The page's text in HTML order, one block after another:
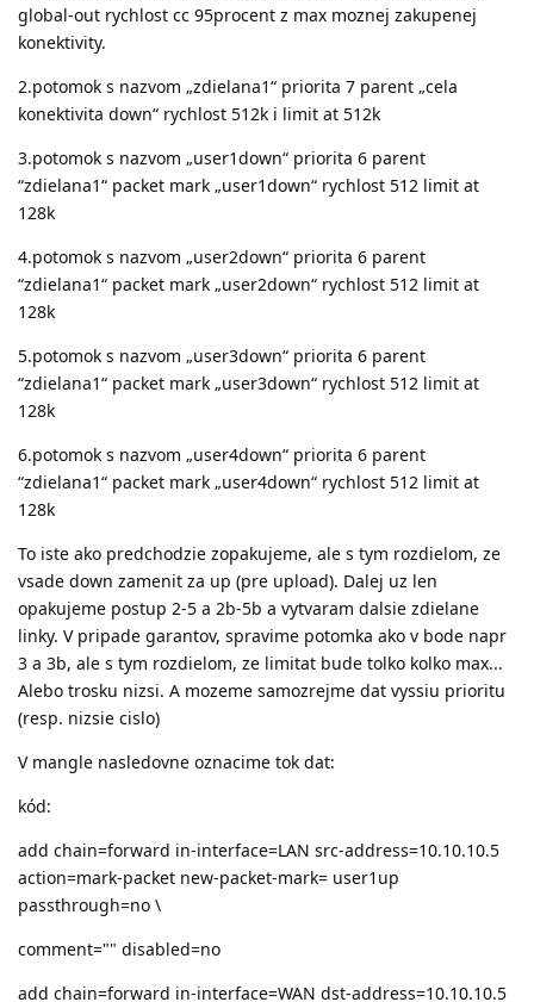
global-out rychlost cc 95procent z max moznej zakupenej
konektivity.
2.potomok s nazvom „zdielana1“ priorita 7 parent „cela
konektivita down“ rychlost 512k i limit at 512k
3.potomok s nazvom „user1down“ priorita 6 parent
“zdielana1“ packet mark „user1down“ rychlost 512 limit at
128k
4.potomok s nazvom „user2down“ priorita 6 parent
“zdielana1“ packet mark „user2down“ rychlost 512 limit at
128k
5.potomok s nazvom „user3down“ priorita 6 parent
“zdielana1“ packet mark „user3down“ rychlost 512 limit at
128k
6.potomok s nazvom „user4down“ priorita 6 parent
“zdielana1“ packet mark „user4down“ rychlost 512 limit at
128k
To iste ako predchodzie zopakujeme, ale s tym rozdielom, ze
vsade down zamenit za up (pre upload). Dalej uz len
opakujeme postup 2-5 a 2b-5b a vytvaram dalsie zdielane
linky. V pripade garantov, spravime potomka ako v bode napr
3 a 3b, ale s tym rozdielom, ze limitat bude tolko kolko max...
Alebo trosku nizsi. A mozeme samozrejme dat vyssiu prioritu
(resp. nizsie cislo)
V mangle nasledovne oznacime tok dat:
kód:
add chain=forward in-interface=LAN src-address=10.10.10.5
action=mark-packet new-packet-mark= user1up
passthrough=no \
comment="" disabled=no
add chain=forward in-interface=WAN dst-address=10.10.10.5